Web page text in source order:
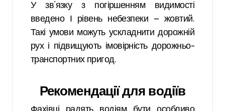
У зв’язку з погіршенням видимості
введено І рівень небезпеки — жовтий.
Такі умови можуть ускладнити дорожній
рух і підвищують імовірність дорожньо-
транспортних пригод.
Рекомендації для водіїв